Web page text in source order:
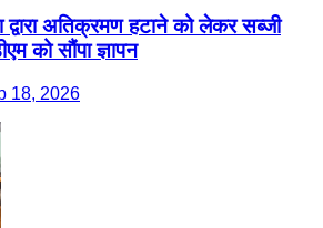
द्वारा अतिक्रमण हटाने को लेकर सब्जी
को सौंपा ज्ञापन
18, 2026